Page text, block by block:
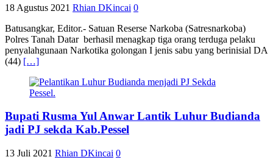
18 Agustus 2021 Rhian DKincai 0
Batusangkar, Editor.- Satuan Reserse Narkoba (Satresnarkoba)
Polres Tanah Datar berhasil menagkap tiga orang terduga pelaku
penyalahgunaan Narkotika golongan I jenis sabu yang berinisial DA
(44) […]
Bupati Rusma Yul Anwar Lantik Luhur Budianda
jadi PJ sekda Kab.Pessel
13 Juli 2021 Rhian DKincai 0